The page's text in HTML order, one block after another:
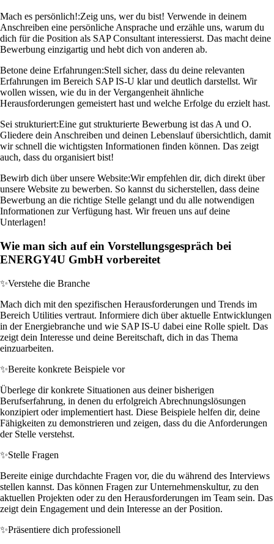
Mach es persönlich!:Zeig uns, wer du bist! Verwende in deinem
Anschreiben eine persönliche Ansprache und erzähle uns, warum du
dich für die Position als SAP Consultant interessierst. Das macht deine
Bewerbung einzigartig und hebt dich von anderen ab.
Betone deine Erfahrungen:Stell sicher, dass du deine relevanten
Erfahrungen im Bereich SAP IS-U klar und deutlich darstellst. Wir
wollen wissen, wie du in der Vergangenheit ähnliche
Herausforderungen gemeistert hast und welche Erfolge du erzielt hast.
Sei strukturiert:Eine gut strukturierte Bewerbung ist das A und O.
Gliedere dein Anschreiben und deinen Lebenslauf übersichtlich, damit
wir schnell die wichtigsten Informationen finden können. Das zeigt
auch, dass du organisiert bist!
Bewirb dich über unsere Website:Wir empfehlen dir, dich direkt über
unsere Website zu bewerben. So kannst du sicherstellen, dass deine
Bewerbung an die richtige Stelle gelangt und du alle notwendigen
Informationen zur Verfügung hast. Wir freuen uns auf deine
Unterlagen!
Wie man sich auf ein Vorstellungsgespräch bei
ENERGY4U GmbH vorbereitet
✨Verstehe die Branche
Mach dich mit den spezifischen Herausforderungen und Trends im
Bereich Utilities vertraut. Informiere dich über aktuelle Entwicklungen
in der Energiebranche und wie SAP IS-U dabei eine Rolle spielt. Das
zeigt dein Interesse und deine Bereitschaft, dich in das Thema
einzuarbeiten.
✨Bereite konkrete Beispiele vor
Überlege dir konkrete Situationen aus deiner bisherigen
Berufserfahrung, in denen du erfolgreich Abrechnungslösungen
konzipiert oder implementiert hast. Diese Beispiele helfen dir, deine
Fähigkeiten zu demonstrieren und zeigen, dass du die Anforderungen
der Stelle verstehst.
✨Stelle Fragen
Bereite einige durchdachte Fragen vor, die du während des Interviews
stellen kannst. Das können Fragen zur Unternehmenskultur, zu den
aktuellen Projekten oder zu den Herausforderungen im Team sein. Das
zeigt dein Engagement und dein Interesse an der Position.
✨Präsentiere dich professionell